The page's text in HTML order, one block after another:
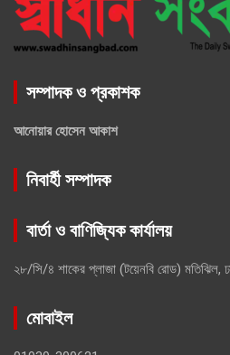
সম্পাদক ও প্রকাশক
আনোয়ার হোসেন আকাশ
নিবার্হী সম্পাদক
বার্তা ও বাণিজ্যিক কার্যালয়
২৮/সি/৪ শাকের প্লাজা (টয়েনবি রোড) মতিঝিল,
মোবাইল